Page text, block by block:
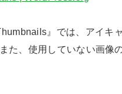
』では、アイキ
た、使用していない画像